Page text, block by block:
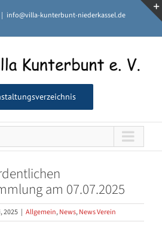
| info@villa-kunterbunt-niederkassel.de
am 07.07.2025
2025 | Allgemein,News,News Verein